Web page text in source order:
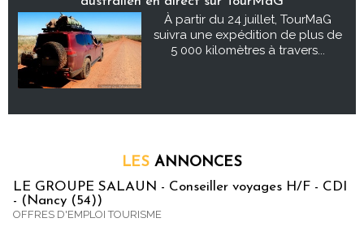
À partir du 24 juillet, TourMaG
suivra une expédition de plus de
5 000 kilomètres à travers...
LES ANNONCES
LE GROUPE SALAUN - Conseiller voyages H/F - CDI
- (Nancy (54))
OFFRES D'EMPLOI TOURISME